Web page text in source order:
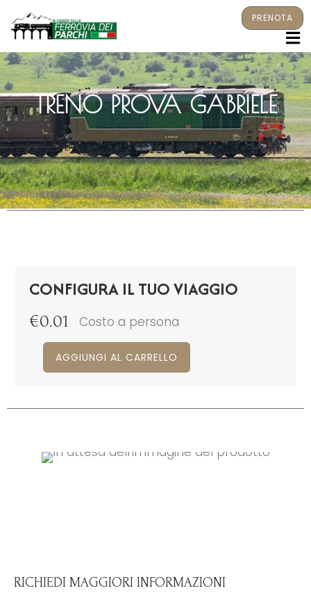
PRENOTA
TRENO PROVA GABRIELE
CONFIGURA IL TUO VIAGGIO
€0.01 Costo a persona
AGGIUNGI AL CARRELLO
RICHIEDI MAGGIORI INFORMAZIONI